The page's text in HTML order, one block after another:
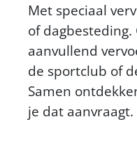
Met speciaal
of
aanvullend
de sportclub of
Samen
je dat aanvraagt.